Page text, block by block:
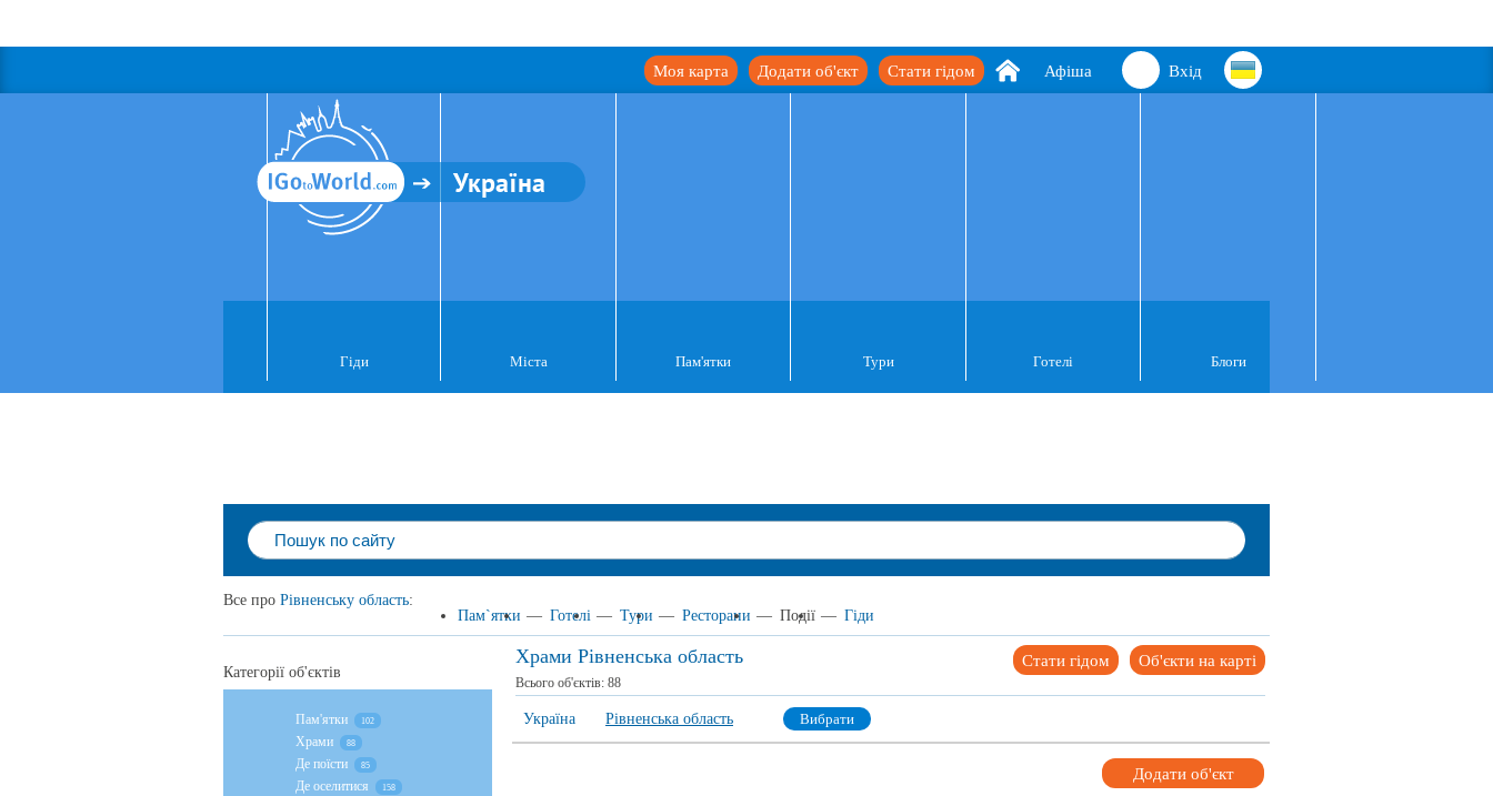
Вхід
Афіша
Стати гідом
Додати об'єкт
Моя карта
Україна
Гіди Міста Пам'ятки Тури Готелі Блоги
Все про Рівненську область:
Пам`ятки — Готелі — Тури — Ресторани — Події — Гіди
Храми Рівненська область Об'єкти на карті
Стати гідом
Всього об'єктів: 88
Україна Рівненська область Вибрати
Додати об'єкт
Категорії об'єктів
Пам'ятки 102
Храми 88
Де поїсти 85
Де оселитися 158